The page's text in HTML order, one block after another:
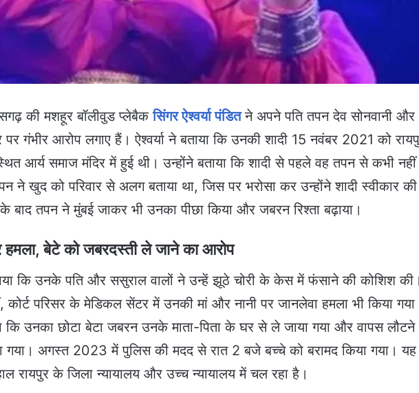
की मशहूर बॉलीवुड प्लेबैकसिंगर ऐश्वर्या पंडित ने अपने पति तपन देव सोनवानी और
पर गंभीर आरोप लगाए हैं। ऐश्वर्या ने बताया कि उनकी शादी 15 नवंबर 2021 को
आर्य समाज मंदिर में हुई थी। उन्होंने बताया कि शादी से पहले वह तपन से कभी नहीं
ने खुद को परिवार से अलग बताया था, जिस पर भरोसा कर उन्होंने शादी स्वीकार
बाद तपन ने मुंबई जाकर भी उनका पीछा किया और जबरन रिश्ता बढ़ाया।
हमला, बेटे को जबरदस्ती ले जाने का आरोप
कि उनके पति और ससुराल वालों ने उन्हें झूठे चोरी के केस में फंसाने की कोशिश की।
कोर्ट परिसर के मेडिकल सेंटर में उनकी मां और नानी पर जानलेवा हमला भी किया
कि उनका छोटा बेटा जबरन उनके माता-पिता के घर से ले जाया गया और वापस
गया। अगस्त 2023 में पुलिस की मदद से रात 2 बजे बच्चे को बरामद किया गया। यह
रायपुर के जिला न्यायालय और उच्च न्यायालय में चल रहा है।